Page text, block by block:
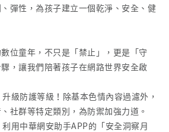
彈性，為孩子建立一個乾淨、安全、健
位童年，不只是「禁止」，更是「守
，讓我們陪著孩子在網路世界安全啟
級防護等級！除基本色情內容過濾外，
社群等特定類別，為防禦加強力道。
用中華網安助手APP的「安全洞察月